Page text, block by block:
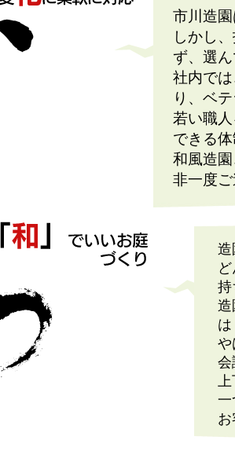
市川造
しかし
ず、選
社内で
り、ベ
若い職
できる
和風造
非一度
造
持
造
は
や
会
上
一